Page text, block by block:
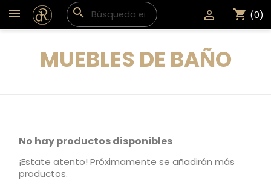
search shopping_cart (0)

MUEBLES DE BAÑO
No hay productos disponibles
¡Estate atento! Próximamente se añadirán más
productos.